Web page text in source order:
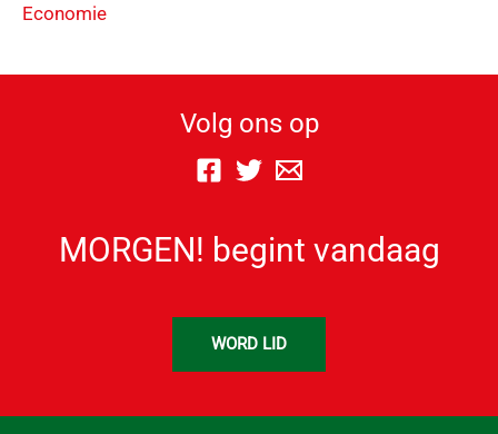
Economie
Volg ons op
MORGEN! begint vandaag
WORD LID